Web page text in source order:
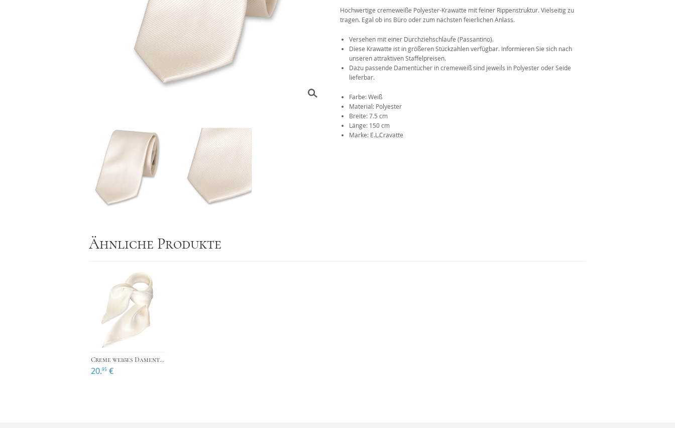
Gesichtsmasken Zubehör
Hochwertige cremeweiße Polyester-Krawatte mit feiner Rippenstruktur. Vielseitig zu
tragen. Egal ob ins Büro oder zum nächsten feierlichen Anlass.
Versehen mit einer Durchziehschlaufe (Passantino).
Diese Krawatte ist in größeren Stückzahlen verfügbar. Informieren Sie sich nach
unseren attraktiven Staffelpreisen.
Dazu passende Damentücher in cremeweiß sind jeweils in Polyester oder Seide
lieferbar.
Farbe: Weiß
Material: Polyester
Breite: 7.5 cm
Länge: 150 cm
Marke: E.L.Cravatte
Ähnliche Produkte
Creme weißes Damentuch Polyester - Viereckig
20.95 €